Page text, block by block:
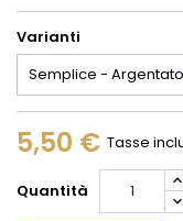
Varianti
5,50 € Tasse
Quantità